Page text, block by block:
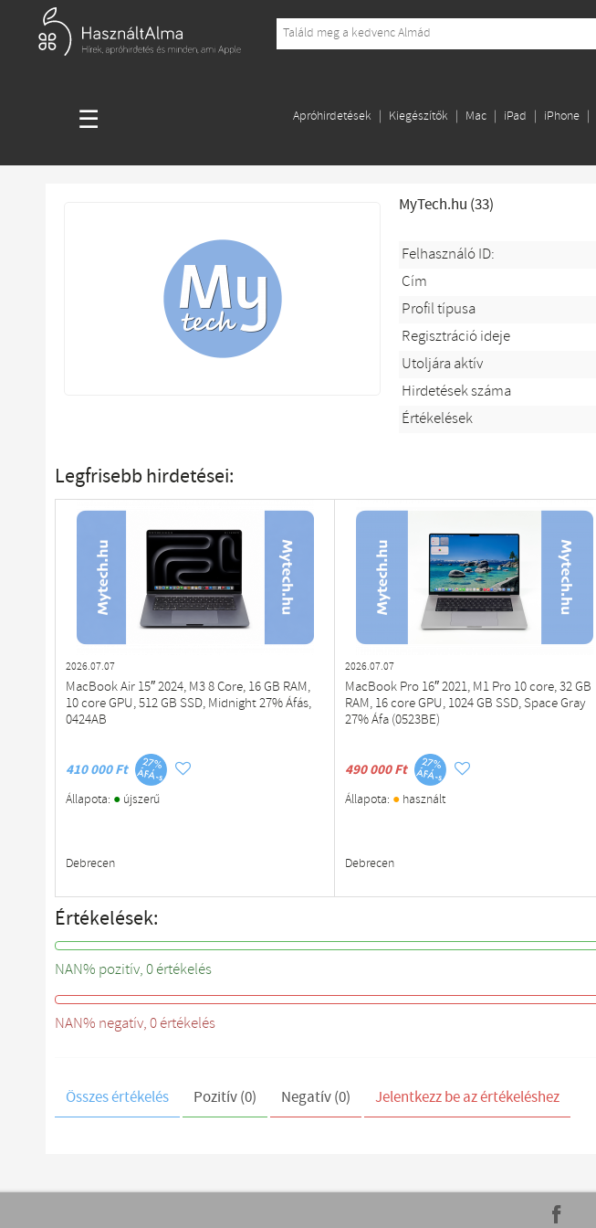
☰ Apróhirdetések Kiegészítők Mac iPad iPhone
MyTech.hu (33)
Felhasználó ID:
Cím
Profil típusa
Regisztráció ideje
Utoljára aktív
Hirdetések száma
Értékelések
Legfrisebb hirdetései:
2026.07.07
MacBook Air 15″ 2024, M3 8 Core, 16 GB RAM,
10 core GPU, 512 GB SSD, Midnight 27% Áfás,
0424AB
410 000 Ft
Állapota: ● újszerű
Debrecen
2026.07.07
MacBook Pro 16″ 2021, M1 Pro 10 core, 32 GB
RAM, 16 core GPU, 1024 GB SSD, Space Gray
27% Áfa (0523BE)
490 000 Ft
Állapota: ●használt
Debrecen
Értékelések:
NAN%
NAN% pozitív, 0 értékelés
NAN%
NAN% negatív, 0 értékelés
Összes értékelés Pozitív (0) Negatív (0) Jelentkezz be az értékeléshez